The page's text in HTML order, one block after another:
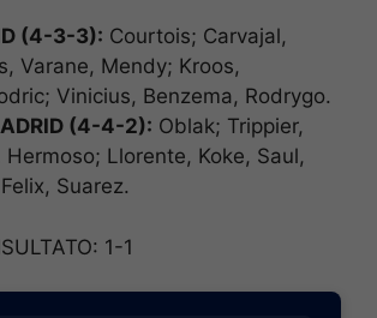
(4-3-3): Courtois; Carvajal,
Varane, Mendy; Kroos,
Vinicius, Benzema, Rodrygo.
(4-4-2): Oblak; Trippier,
Hermoso; Llorente, Koke, Saul,
Suarez.
1-1